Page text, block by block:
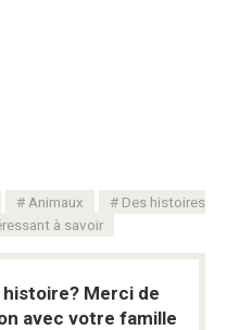
Animaux
Des histoires
à savoir
Merci de
avec votre famille